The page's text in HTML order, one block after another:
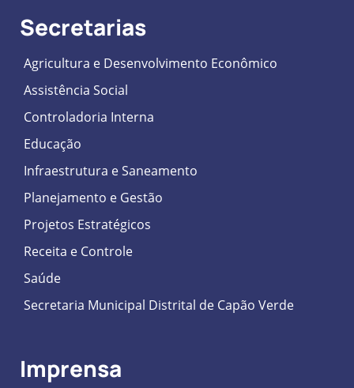
Secretarias
Agricultura e Desenvolvimento Econômico
Assistência Social
Controladoria Interna
Educação
Infraestrutura e Saneamento
Planejamento e Gestão
Projetos Estratégicos
Receita e Controle
Saúde
Secretaria Municipal Distrital de Capão Verde
Imprensa